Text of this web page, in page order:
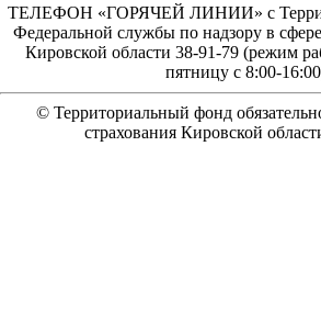
ТЕЛЕФОН «ГОРЯЧЕЙ ЛИНИИ» с
Федеральной службы по надзору в
Кировской области 38-91-79 (режим
пятницу с 8:00-
© Территориальный фонд
страхования Кировской